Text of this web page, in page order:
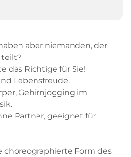
aber niemanden, der
teilt?
das Richtige für Sie!
Lebensfreude.
Gehirnjogging im
Partner, geeignet für
choreographierte Form des